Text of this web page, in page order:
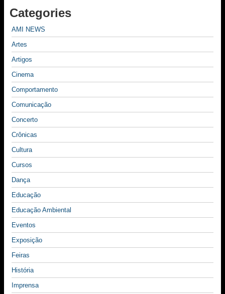
Categories
AMI NEWS
Artes
Artigos
Cinema
Comportamento
Comunicação
Concerto
Crônicas
Cultura
Cursos
Dança
Educação
Educação Ambiental
Eventos
Exposição
Feiras
História
Imprensa